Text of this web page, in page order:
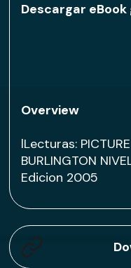
Descargar
Overview
lLecturas:
BURLINGTON
Edicion 2005